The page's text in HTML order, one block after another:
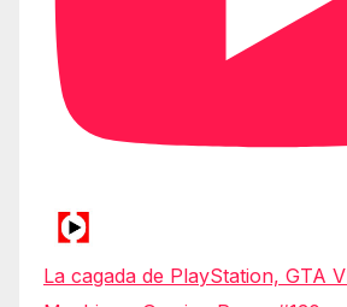
La cagada de PlayStation, GTA